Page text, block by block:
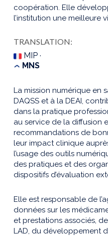
coopération. Elle
l’institution une meilleure
TRANSLATION:
MIP ·
MNS
La mission numérique en
DAQSS et à la DEAI,
dans la pratique
au service de la diffusion
recommandations de
leur impact clinique
l’usage des outils
des pratiques et des
dispositifs d’évaluation
Elle est responsable de
données sur les
et prestations associés,
LAD, du développement